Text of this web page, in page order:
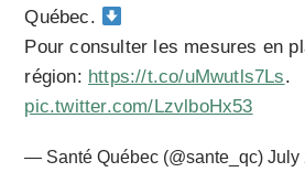
Québec.
Pour consulter les mesures en
région: https://t.co/uMwutls7Ls.
pic.twitter.com/LzvlboHx53
— Santé Québec (@sante_qc)July